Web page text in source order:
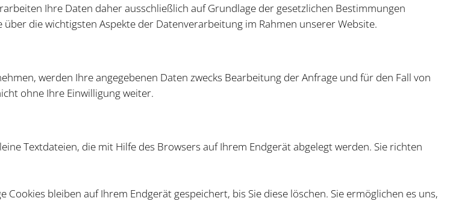
Ihre Daten daher ausschließlich auf Grundlage der gesetzlichen Bestimmungen
die wichtigsten Aspekte der Datenverarbeitung im Rahmen unserer Website.
werden Ihre angegebenen Daten zwecks Bearbeitung der Anfrage und für den Fall von
ohne Ihre Einwilligung weiter.
Textdateien, die mit Hilfe des Browsers auf Ihrem Endgerät abgelegt werden. Sie richten
bleiben auf Ihrem Endgerät gespeichert, bis Sie diese löschen. Sie ermöglichen es uns,